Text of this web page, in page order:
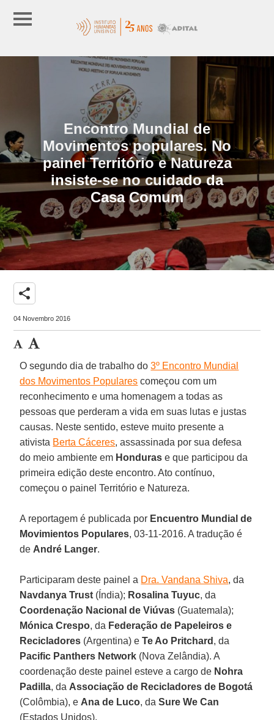
Encontro Mundial de
Movimentos populares. No
painel Território e Natureza
insiste-se no cuidado da
Casa Comum
share
04 Novembro 2016
O segundo dia de trabalho do3º Encontro Mundial
dos Movimentos Populares começou com um
reconhecimento e uma homenagem a todas as
pessoas que perderam a vida em suas lutas e justas
causas. Neste sentido, esteve muito presente a
ativista Berta Cáceres, assassinada por sua defesa
do meio ambiente em Honduras e que participou da
primeira edição deste encontro. Ato contínuo,
começou o painel Território e Natureza.
A reportagem é publicada por Encuentro Mundial de
Movimientos Populares, 03-11-2016. A tradução é
de André Langer.
Participaram deste painel a Dra. Vandana Shiva, da
Navdanya Trust (Índia); Rosalina Tuyuc, da
Coordenação Nacional de Viúvas (Guatemala);
Mónica Crespo, da Federação de Papeleiros e
Recicladores (Argentina) eTe Ao Pritchard , da
Pacific Panthers Network (Nova Zelândia). A
coordenação deste painel esteve a cargo de Nohra
Padilla, da Associação de Recicladores de Bogotá
(Colômbia), e Ana de Luco, daSure We Can
(Estados Unidos).